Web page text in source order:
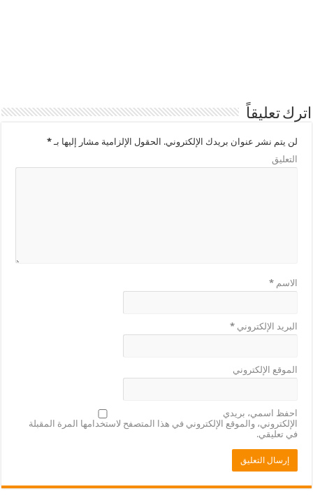
اترك تعليقاً
لن يتم نشر عنوان بريدك الإلكتروني. الحقول الإلزامية مشار إليها بـ*
التعليق
الاسم*
البريد الإلكتروني*
الموقع الإلكتروني
احفظ اسمي، بريدي
الإلكتروني، والموقع الإلكتروني في هذا المتصفح لاستخدامها المرة المقبلة
في تعليقي.